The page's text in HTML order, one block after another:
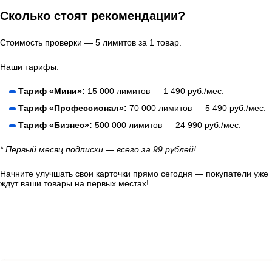
Сколько стоят рекомендации?
Стоимость проверки — 5 лимитов за 1 товар.
Наши тарифы:
Тариф «Мини»: 15 000 лимитов — 1 490 руб./мес.
Тариф «Профессионал»: 70 000 лимитов — 5 490 руб./мес.
Тариф «Бизнес»: 500 000 лимитов — 24 990 руб./мес.
* Первый месяц подписки — всего за 99 рублей!
Начните улучшать свои карточки прямо сегодня — покупатели уже
ждут ваши товары на первых местах!